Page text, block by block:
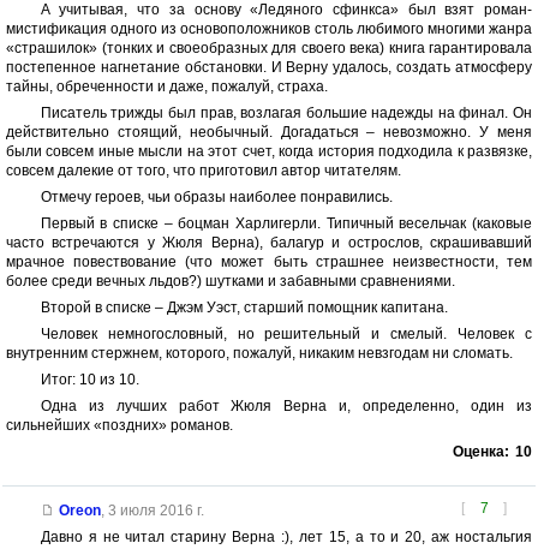
А учитывая, что за основу «Ледяного сфинкса» был взят роман-
мистификация одного из основоположников столь любимого многими жанра
«страшилок» (тонких и своеобразных для своего века) книга гарантировала
постепенное нагнетание обстановки. И Верну удалось, создать атмосферу
тайны, обреченности и даже, пожалуй, страха.
Писатель трижды был прав, возлагая большие надежды на финал. Он
действительно стоящий, необычный. Догадаться – невозможно. У меня
были совсем иные мысли на этот счет, когда история подходила к развязке,
совсем далекие от того, что приготовил автор читателям.
Отмечу героев, чьи образы наиболее понравились.
Первый в списке – боцман Харлигерли. Типичный весельчак (каковые
часто встречаются у Жюля Верна), балагур и острослов, скрашивавший
мрачное повествование (что может быть страшнее неизвестности, тем
более среди вечных льдов?) шутками и забавными сравнениями.
Второй в списке – Джэм Уэст, старший помощник капитана.
Человек немногословный, но решительный и смелый. Человек с
внутренним стержнем, которого, пожалуй, никаким невзгодам ни сломать.
Итог: 10 из 10.
Одна из лучших работ Жюля Верна и, определенно, один из
сильнейших «поздних» романов.
Оценка: 10
[ 7 ]
Oreon, 3 июля 2016 г.
Давно я не читал старину Верна :), лет 15, а то и 20, аж ностальгия